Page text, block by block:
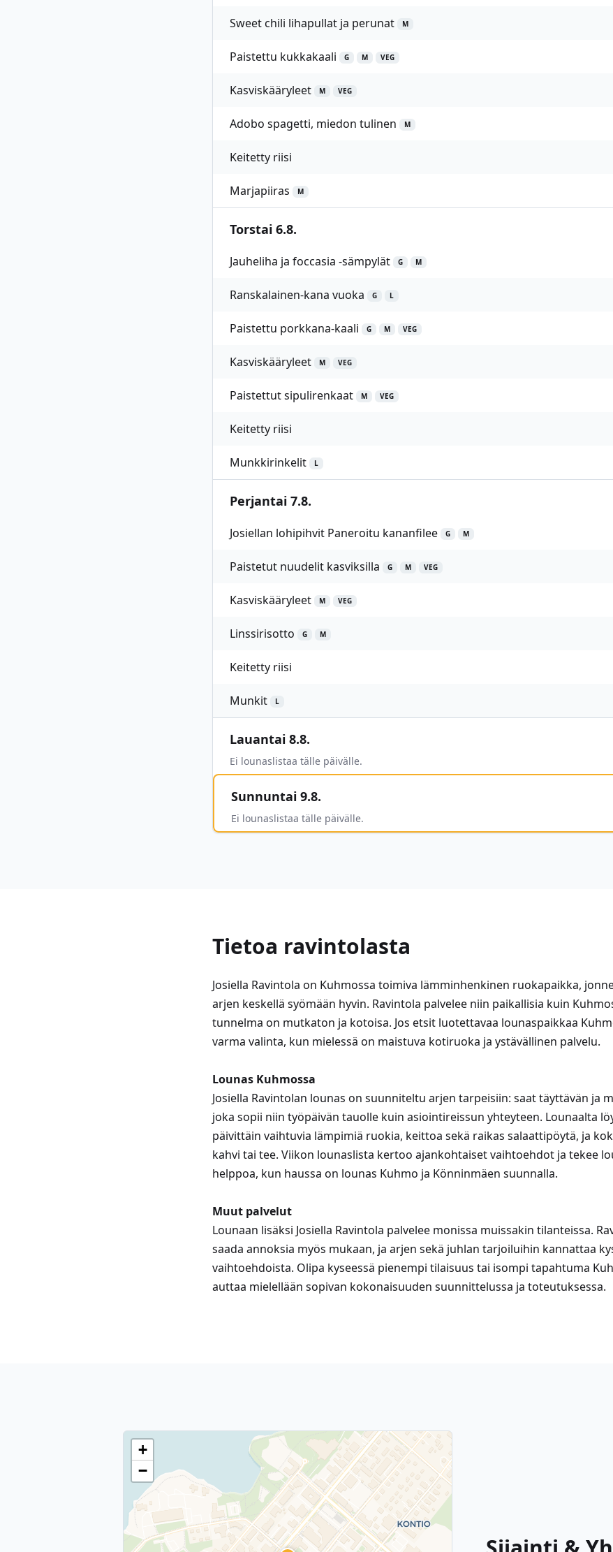
Sweet chili lihapullat ja perunat M
Paistettu kukkakaali G M VEG
Kasviskääryleet M VEG
Adobo spagetti, miedon tulinen M
Keitetty riisi
Marjapiiras M
Torstai 6.8.
Jauheliha ja foccasia -sämpylät G M
Ranskalainen-kana vuoka G L
Paistettu porkkana-kaali G M VEG
Kasviskääryleet M VEG
Paistettut sipulirenkaat M VEG
Keitetty riisi
Munkkirinkelit L
Perjantai 7.8.
Josiellan lohipihvit Paneroitu kananfilee G M
Paistetut nuudelit kasviksilla G M VEG
Kasviskääryleet M VEG
Linssirisotto G M
Keitetty riisi
Munkit L
Lauantai 8.8.
Ei lounaslistaa tälle päivälle.
Sunnuntai 9.8.
Ei lounaslistaa tälle päivälle.
Tietoa ravintolasta
Josiella Ravintola on Kuhmossa toimiva lämminhenkinen ruokapaikka,
arjen keskellä syömään hyvin. Ravintola palvelee niin paikallisia kuin
tunnelma on mutkaton ja kotoisa. Jos etsit luotettavaa lounaspaikkaa
varma valinta, kun mielessä on maistuva kotiruoka ja ystävällinen palvelu.
Lounas Kuhmossa
Josiella Ravintolan lounas on suunniteltu arjen tarpeisiin: saat täyttävän ja
joka sopii niin työpäivän tauolle kuin asiointireissun yhteyteen. Lounaalta
päivittäin vaihtuvia lämpimiä ruokia, keittoa sekä raikas salaattipöytä, ja
kahvi tai tee. Viikon lounaslista kertoo ajankohtaiset vaihtoehdot ja tekee
helppoa, kun haussa on lounas Kuhmo ja Könninmäen suunnalla.
Muut palvelut
Lounaan lisäksi Josiella Ravintola palvelee monissa muissakin tilanteissa.
saada annoksia myös mukaan, ja arjen sekä juhlan tarjoiluihin kannattaa
vaihtoehdoista. Olipa kyseessä pienempi tilaisuus tai isompi tapahtuma
auttaa mielellään sopivan kokonaisuuden suunnittelussa ja toteutuksessa.
+
−